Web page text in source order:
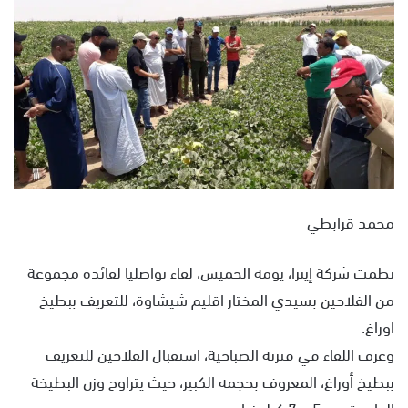
ل
ب
ر
د
إ
ل
ك
ر
ن
محمد قرابطي
نظمت شركة إينزا، يومه الخميس، لقاء تواصليا لفائدة مجموعة
من الفلاحين بسيدي المختار اقليم شيشاوة، للتعريف ببطيخ
اوراغ.
وعرف اللقاء في فترته الصباحية، استقبال الفلاحين للتعريف
ببطيخ أوراغ، المعروف بحجمه الكبير، حيث يتراوح وزن البطيخة